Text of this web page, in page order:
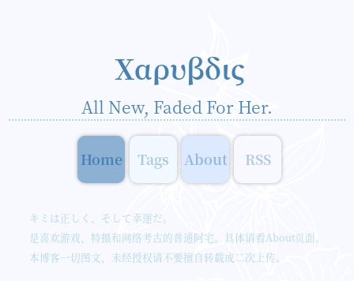
Χαρυβδις
All New, Faded For Her.
Home Tags About RSS
キミは正しく、そして幸運だ。
是喜欢游戏、特摄和网络考古的普通阿宅。具体请看About页面。
本博客一切图文，未经授权请不要擅自转载或二次上传。